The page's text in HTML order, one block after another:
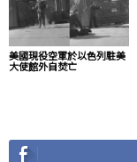
美國現役空軍於以色列駐美
大使館外自焚亡